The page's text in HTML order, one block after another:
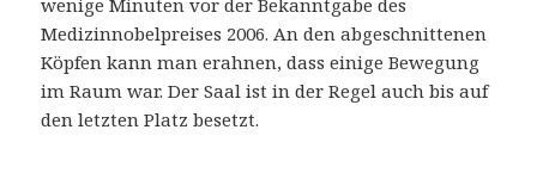
Medizinnobelpreises 2006. An den abgeschnittenen
Köpfen kann man erahnen, dass einige Bewegung
im Raum war. Der Saal ist in der Regel auch bis auf
den letzten Platz besetzt.